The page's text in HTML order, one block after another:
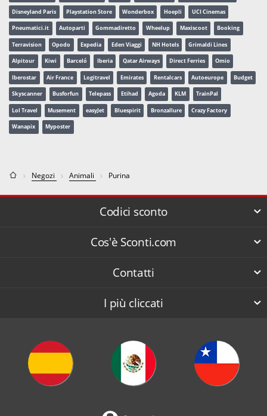
Disneyland Paris Playstation Store Wonderbox Hoepli UCI Cinemas
Pneumatici.it Autoparti Gommadiretto Wheelup Maxiscoot Booking
Terravision Opodo Expedia Eden Viaggi NH Hotels Grimaldi Lines
Alpitour Kiwi Barceló Iberia Qatar Airways Direct Ferries Omio
Iberostar Air France Logitravel Emirates Rentalcars Autoeurope Budget
Skyscanner Busforfun Telepass Etihad Agoda KLM TrainPal
Lol Travel Musement easyJet Bluespirit Bronzallure Crazy Factory
Wanapix Myposter
Negozi Animali Purina
Codici sconto
Cos'è Sconti.com
Contatti
I più cliccati